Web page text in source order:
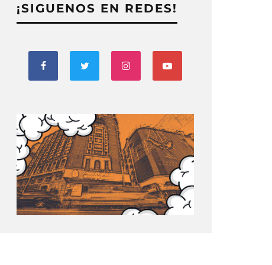
¡SIGUENOS EN REDES!